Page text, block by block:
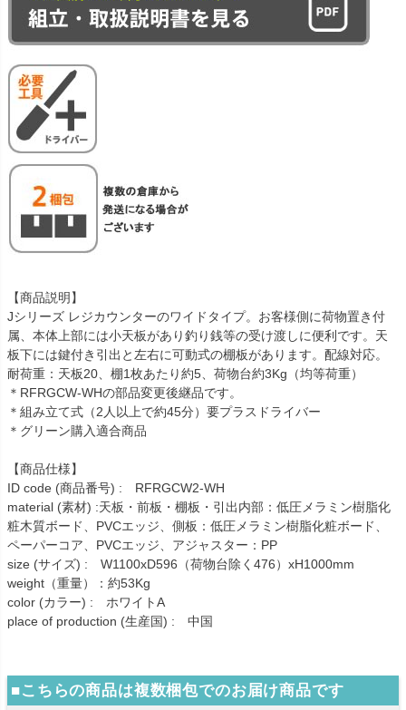
【商品説明】
Jシリーズ レジカウンターのワイドタイプ。お客様側に荷物置き付
属、本体上部には小天板があり釣り銭等の受け渡しに便利です。天
板下には鍵付き引出と左右に可動式の棚板があります。配線対応。
耐荷重：天板20、棚1枚あたり約5、荷物台約3Kg（均等荷重）
＊RFRGCW-WHの部品変更後継品です。
＊組み立て式（2人以上で約45分）要プラスドライバー
＊グリーン購入適合商品
【商品仕様】
ID code (商品番号) : RFRGCW2-WH
material (素材) :天板・前板・棚板・引出内部：低圧メラミン樹脂化
粧木質ボード、PVCエッジ、側板：低圧メラミン樹脂化粧ボード、
ペーパーコア、PVCエッジ、アジャスター：PP
size (サイズ) : W1100xD596（荷物台除く476）xH1000mm
weight（重量）：約53Kg
color (カラー) : ホワイトA
place of production (生産国) : 中国
■こちらの商品は複数梱包でのお届け商品です